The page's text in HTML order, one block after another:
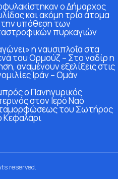
ο Δήμαρχος
και ακόμη τρία άτομα
την υπόθεση των
πυρκαγιών
η ναυσιπλοΐα στα
του Ορμούζ – Στο ναδίρ η
αναμένουν εξελίξεις στις
Ιράν – Ομάν
ο Πανηγυρικός
στον Ιερό Ναό
του Σωτήρος
Κεφαλάρι
reserved.